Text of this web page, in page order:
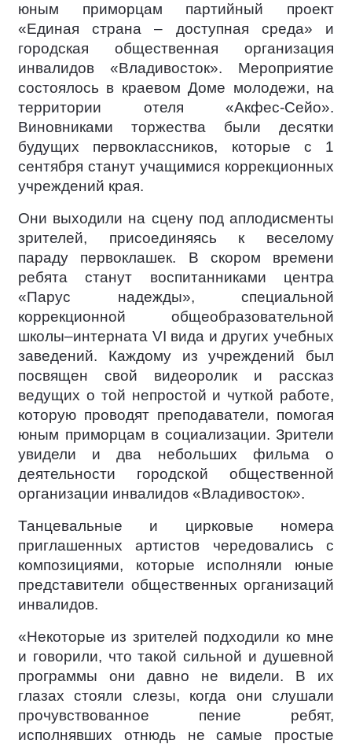
юным приморцам партийный проект
«Единая страна – доступная среда» и
городская общественная организация
инвалидов «Владивосток». Мероприятие
состоялось в краевом Доме молодежи, на
территории отеля «Акфес-Сейо».
Виновниками торжества были десятки
будущих первоклассников, которые с 1
сентября станут учащимися коррекционных
учреждений края.
Они выходили на сцену под аплодисменты
зрителей, присоединяясь к веселому
параду первоклашек. В скором времени
ребята станут воспитанниками центра
«Парус надежды», специальной
коррекционной общеобразовательной
школы–интерната VI вида и других учебных
заведений. Каждому из учреждений был
посвящен свой видеоролик и рассказ
ведущих о той непростой и чуткой работе,
которую проводят преподаватели, помогая
юным приморцам в социализации. Зрители
увидели и два небольших фильма о
деятельности городской общественной
организации инвалидов «Владивосток».
Танцевальные и цирковые номера
приглашенных артистов чередовались с
композициями, которые исполняли юные
представители общественных организаций
инвалидов.
«Некоторые из зрителей подходили ко мне
и говорили, что такой сильной и душевной
программы они давно не видели. В их
глазах стояли слезы, когда они слушали
прочувствованное пение ребят,
исполнявших отнюдь не самые простые